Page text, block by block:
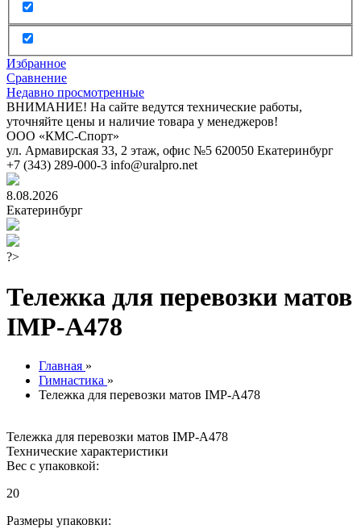
Избранное
Сравнение
Недавно просмотренные
ВНИМАНИЕ! На сайте ведутся технические работы,
уточняйте цены и наличие товара у менеджеров!
ООО «КМС-Спорт»
ул. Армавирская 33, 2 этаж, офис №5 620050 Екатеринбург
+7 (343) 289-000-3 info@uralpro.net
8.08.2026
Екатеринбург
?>
Тележка для перевозки матов
IMP-A478
Главная »
Гимнастика »
Тележка для перевозки матов IMP-A478
Тележка для перевозки матов IMP-A478
Технические характеристики
Вес с упаковкой:
20
Размеры упаковки: